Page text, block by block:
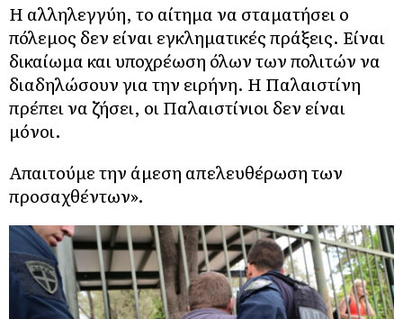
Η αλληλεγγύη, το αίτημα να σταματήσει ο
πόλεμος δεν είναι εγκληματικές πράξεις. Είναι
δικαίωμα και υποχρέωση όλων των πολιτών να
διαδηλώσουν για την ειρήνη. Η Παλαιστίνη
πρέπει να ζήσει, οι Παλαιστίνιοι δεν είναι
μόνοι.
Απαιτούμε την άμεση απελευθέρωση των
προσαχθέντων».